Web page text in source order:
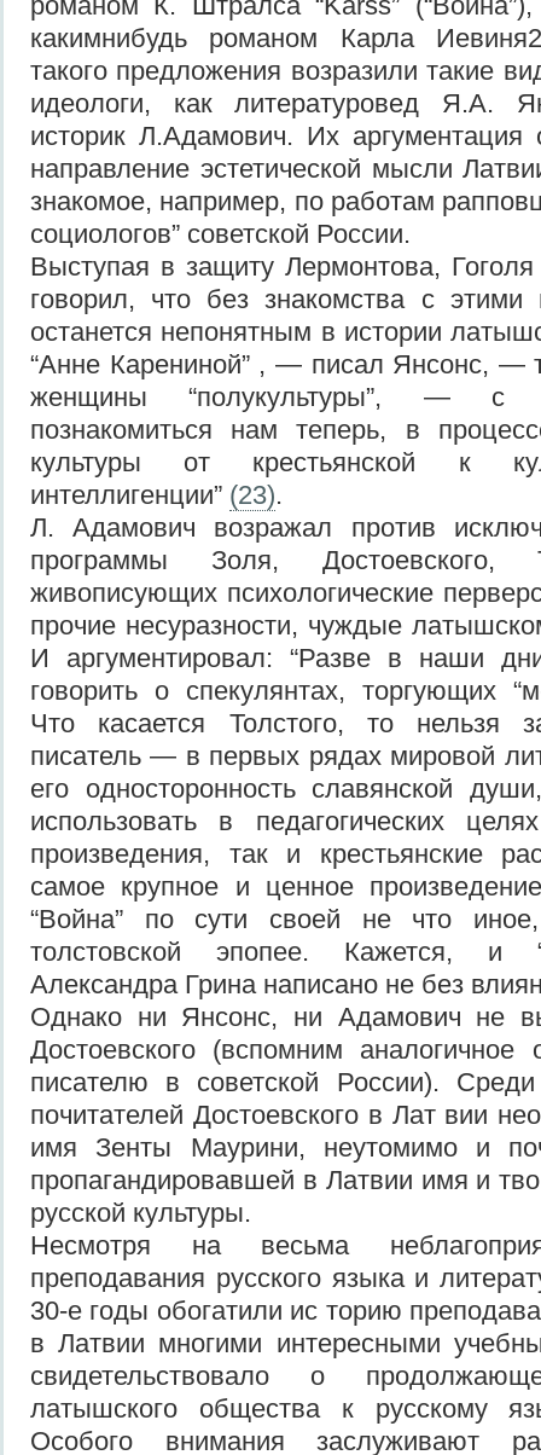
какимнибудь романом Карла
такого предложения возразили такие
идеологи, как литературовед Я.А.
историк Л.Адамович. Их аргументация
направление эстетической мысли
знакомое, например, по работам
социологов” советской России.
Выступая в защиту Лермонтова,
говорил, что без знакомства с этими
останется непонятным в истории
“Анне Карениной” , — писал Янсонс, —
женщины “полукультуры”, — с
познакомиться нам теперь, в
культуры от крестьянской к
интеллигенции” (23).
Л. Адамович возражал против
программы Золя, Достоевского,
живописующих психологические
прочие несуразности, чуждые
И аргументировал: “Разве в наши
говорить о спекулянтах, торгующих
Что касается Толстого, то нельзя
писатель — в первых рядах мировой
его односторонность славянской
использовать в педагогических
произведения, так и крестьянские
самое крупное и ценное
“Война” по сути своей не что
толстовской эпопее. Кажется, и
Александра Грина написано не без
Однако ни Янсонс, ни Адамович не
Достоевского (вспомним
писателю в советской России). Среди
почитателей Достоевского в Лат вии
имя Зенты Маурини, неутомимо и
пропагандировавшей в Латвии имя и
русской культуры.
Несмотря на весьма
преподавания русского языка и
30-е годы обогатили ис торию
в Латвии многими интересными
свидетельствовало о
латышского общества к русскому
Особого внимания заслуживают